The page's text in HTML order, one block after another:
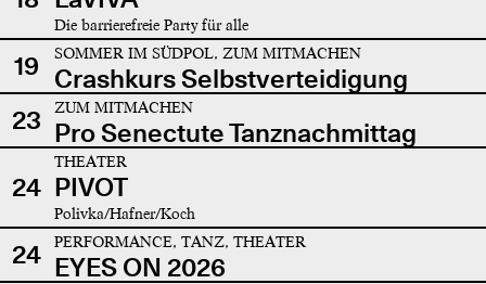
Die barrierefreie Party für alle
19 SOMMER IM SÜDPOL, ZUM MITMACHEN
Crashkurs Selbstverteidigung
23
ZUM MITMACHEN
Pro Senectute Tanznachmittag
24
THEATER
PIVOT
Polivka/Hafner/Koch
24 PERFORMANCE, TANZ, THEATER
EYES ON 2026